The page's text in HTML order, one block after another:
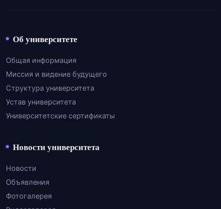
Об университете
Общая информация
Миссия и видение будущего
Структура университета
Устав университета
Университетские сертификаты
Новости университета
Новости
Объявления
Фотогалерея